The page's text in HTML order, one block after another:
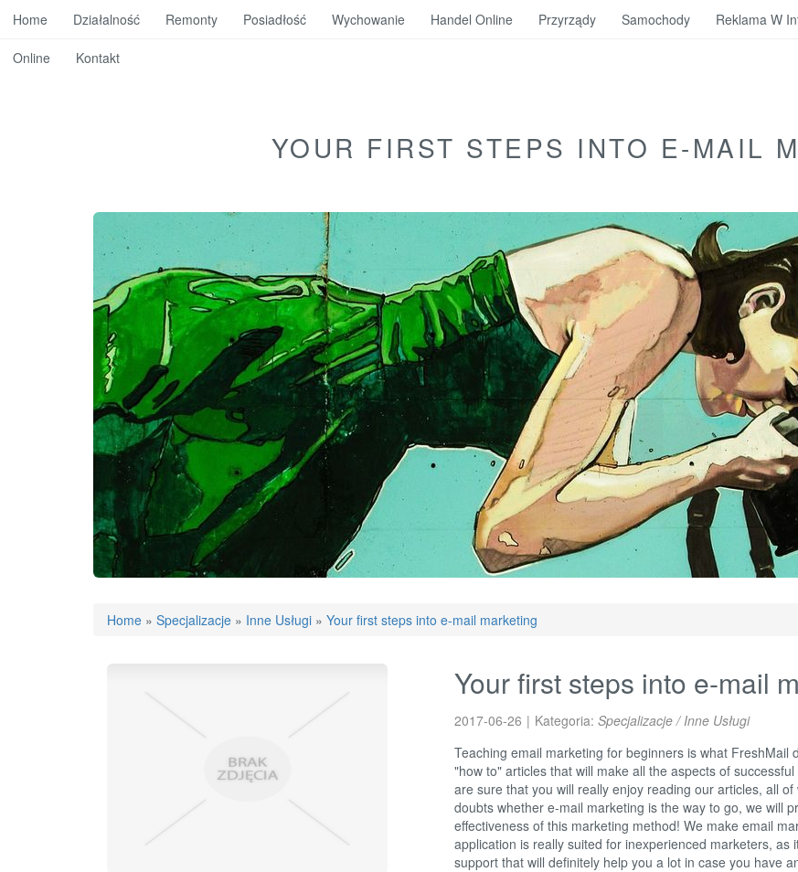
YOUR FIRST STEPS INTO E-MAIL
Home » Specjalizacje » Inne Usługi » Your first steps into e-mail marketing
Your first steps into e-mail
2017-06-26 | Kategoria: Specjalizacje / Inne Usługi
Teaching email marketing for beginners is what
"how to" articles that will make all the aspects of
are sure that you will really enjoy reading our articles, all
doubts whether e-mail marketing is the way to go, we will
effectiveness of this marketing method! We make email
application is really suited for inexperienced marketers,
support that will definitely help you a lot in case you have
Home Działalność Remonty Posiadłość Wychowanie Handel Online Przyrządy Samochody Reklama W
Online Kontakt